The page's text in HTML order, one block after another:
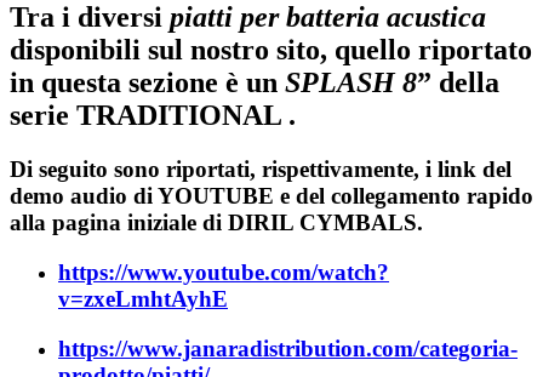
Tra i diversi piatti per batteria acustica
disponibili sul nostro sito, quello riportato
in questa sezione è un SPLASH 8” della
serie TRADITIONAL .
Di seguito sono riportati, rispettivamente, i link del
demo audio di YOUTUBE e del collegamento rapido
alla pagina iniziale di DIRIL CYMBALS.
https://www.youtube.com/watch?
v=zxeLmhtAyhE
https://www.janaradistribution.com/categoria-